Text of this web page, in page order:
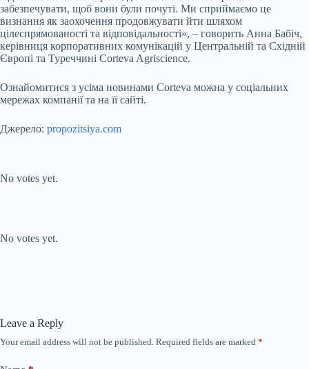
забезпечувати, щоб вони були почуті. Ми сприймаємо це
визнання як заохочення продовжувати йти шляхом
цілеспрямованості та відповідальності», – говорить Анна Бабіч,
керівниця корпоративних комунікацій у Центральній та Східній
Європі та Туреччині Corteva Agriscience.
Ознайомитися з усіма новинами Corteva можна у соціальних
мережах компанії та на її сайті.
Джерело: propozitsiya.com
No votes yet.
No votes yet.
Leave a Reply
Your email address will not be published. Required fields are marked *